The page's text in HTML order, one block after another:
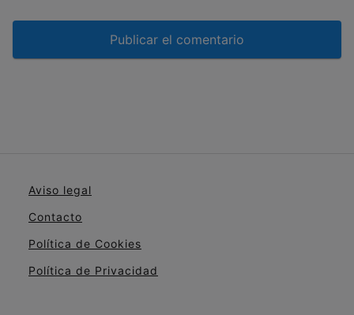
Aviso legal
Contacto
Política de Cookies
Política de Privacidad